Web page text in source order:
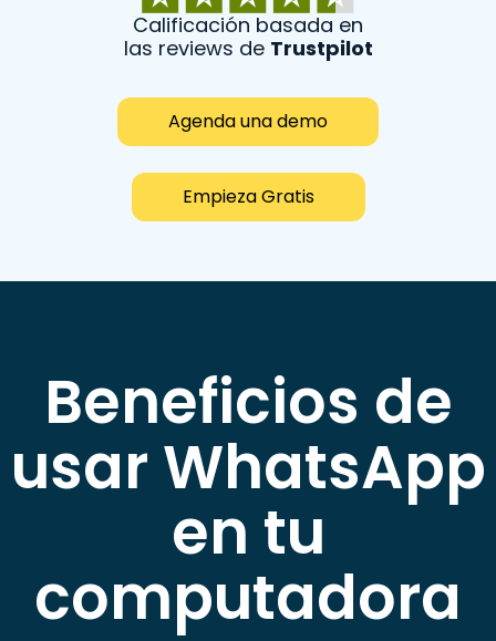
Calificación basada en
las reviews de Trustpilot
Agenda una demo
Empieza Gratis
Beneficios de
usar WhatsApp
en tu
computadora